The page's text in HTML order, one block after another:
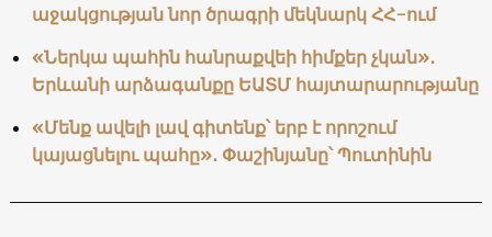
աջակցության նոր ծրագրի մեկնարկ ՀՀ-ում
«Ներկա պահին հանրաքվեի հիմքեր չկան»․
Երևանի արձագանքը ԵԱՏՄ հայտարարությանը
«Մենք ավելի լավ գիտենք՝ երբ է որոշում
կայացնելու պահը»․ Փաշինյանը՝ Պուտինին